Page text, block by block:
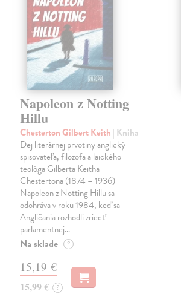
Napoleon z Notting
Hillu
Chesterton Gilbert Keith | Kniha
Dej literárnej prvotiny anglický
spisovateľa, filozofa a laického
teológa Gilberta Keitha
Chestertona (1874 – 1936)
Napoleon z Notting Hillu sa
odohráva v roku 1984, keď sa
Angličania rozhodli zriecť
parlamentnej…
Na sklade ?
15,19 €
15,99 € ?